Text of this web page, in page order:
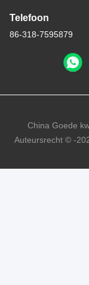
Telefoon
86-318-7595879
China Goede
Auteursrecht © -